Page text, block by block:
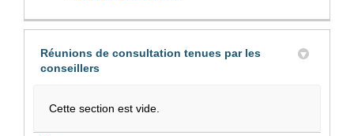
Réunions de consultation tenues par les
conseillers
Cette section est vide.